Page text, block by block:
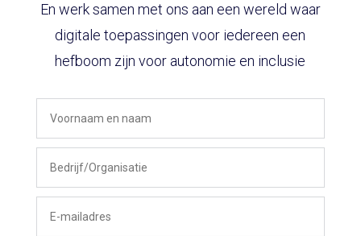
En werk samen met ons aan een wereld waar
digitale toepassingen voor iedereen een
hefboom zijn voor autonomie en inclusie